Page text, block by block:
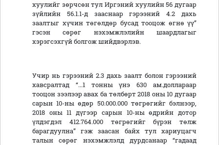
хуулийг зөрчсөн тул Иргэний хуулийн 56 дугаар
зүйлийн 56.1.1-д зааснаар гэрээний 4.2 дахь
заалтыг хүчин төгөлдөр бусад тооцож өгнө үү”
гэсэн сөрөг нэхэмжлэлийн шаардлагыг
хэрэгсэхгүй болгож шийдвэрлэв.
Учир нь гэрээний 2.3 дахь заалт болон гэрээний
хавсралтад “...1 тонны үнэ 630 ам.доллараар
тооцон зээлээр авах ба төлбөрт 2018 оны 10 дугаар
сарын 10-ны өдөр 50.000.000 төгрөгийг бэлнээр,
2018 оны 11 дүгээр сарын 10-ны өдрийн дотор
үлдэгдэл 412.764.000 төгрөгийг бүрэн төлж
барагдуулна” гэж заасан байх тул хариуцагч
талын сөрөг нэхэмжлэлд дурдсанаар “гадаад